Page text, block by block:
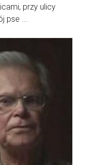
przy ulicy
pse ...